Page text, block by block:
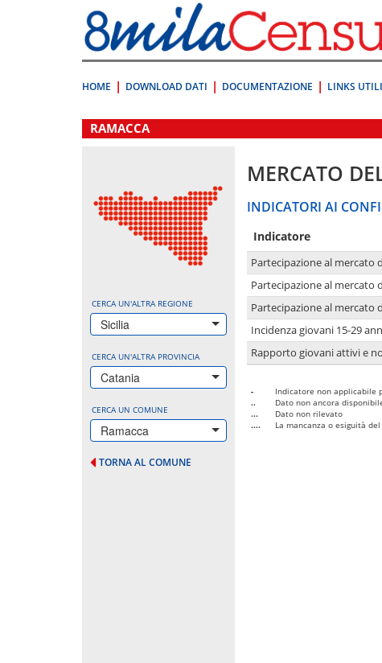
direttamente
a:
Contenuto
HOME DOWNLOAD DATI DOCUMENTAZIONE LINKS UTILI
.
RAMACCA
CERCA UN'ALTRA REGIONE
Sicilia
CERCA UN'ALTRA PROVINCIA
Catania
CERCA UN COMUNE
Ramacca
TORNA AL COMUNE
MERCATO
INDICATORI AI
Indicatore
Partecipazione al mercato
Partecipazione al mercato
Partecipazione al mercato
Incidenza giovani 15-29
Rapporto giovani attivi e
-
Indicatore non applicabile
..
Dato non ancora
...
Dato non rilevato
....
La mancanza o esiguità